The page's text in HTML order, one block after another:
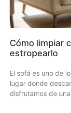
Cómo limpiar
estropearlo
El sofá es uno de
lugar donde
disfrutamos de